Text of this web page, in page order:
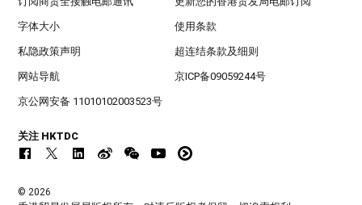
字体大小 使用条款
私隐政策声明 超连结条款及细则
网站导航 京ICP备09059244号
京公网安备 11010102003523号
关注 HKTDC
© 2026